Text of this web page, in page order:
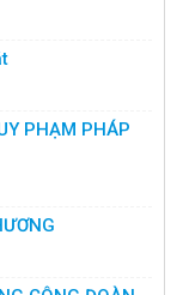
PHẠM PHÁP